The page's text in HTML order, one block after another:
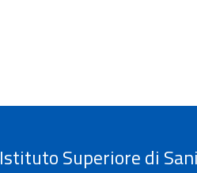
Istituto Superiore di